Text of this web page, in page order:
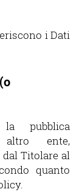
i Dati
pubblica
altro ente,
Titolare al
quanto